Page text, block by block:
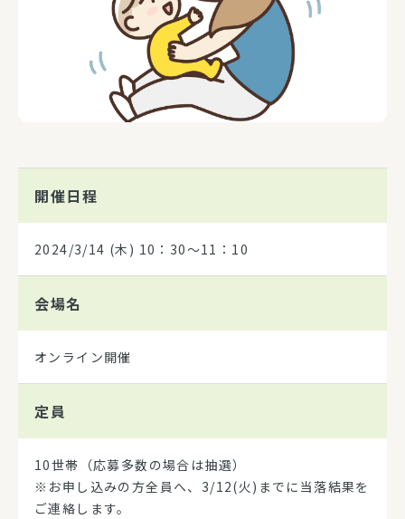
開催日程
2024/3/14 (木) 10：30～11：10
会場名
オンライン開催
定員
10世帯（応募多数の場合は抽選）
※お申し込みの方全員へ、3/12(火)までに当落結果を
ご連絡します。